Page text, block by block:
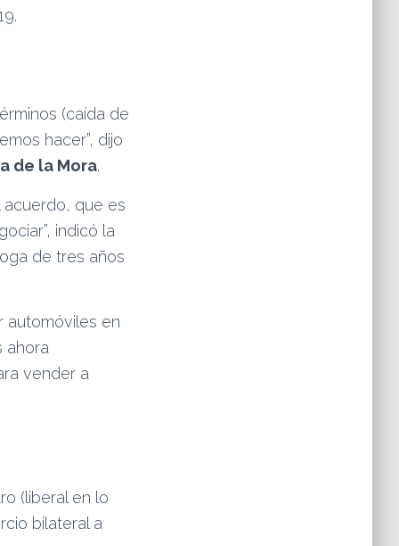
(caída de
hacer”, dijo
de la Mora.
acuerdo, que es
indicó la
de tres años
automóviles en
ahora
vender a
(liberal en lo
bilateral a